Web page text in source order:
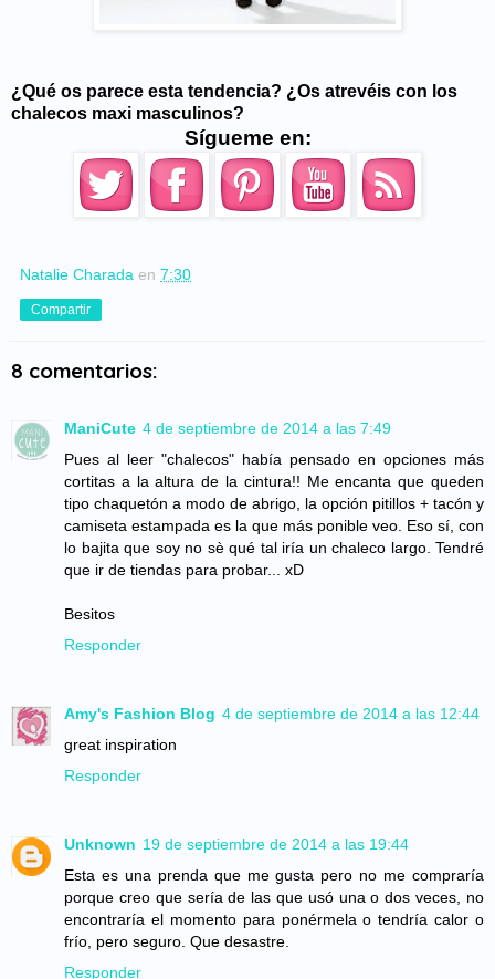
¿Qué os parece esta tendencia? ¿Os atrevéis con los
chalecos maxi masculinos?
Sígueme en:
Natalie Charada en 7:30
Compartir
8 comentarios:
ManiCute 4 de septiembre de 2014 a las 7:49
Pues al leer "chalecos" había pensado en opciones más
cortitas a la altura de la cintura!! Me encanta que queden
tipo chaquetón a modo de abrigo, la opción pitillos + tacón y
camiseta estampada es la que más ponible veo. Eso sí, con
lo bajita que soy no sè qué tal iría un chaleco largo. Tendré
que ir de tiendas para probar... xD
Besitos
Responder
Amy's Fashion Blog 4 de septiembre de 2014 a las 12:44
great inspiration
Responder
Unknown 19 de septiembre de 2014 a las 19:44
Esta es una prenda que me gusta pero no me compraría
porque creo que sería de las que usó una o dos veces, no
encontraría el momento para ponérmela o tendría calor o
frío, pero seguro. Que desastre.
Responder